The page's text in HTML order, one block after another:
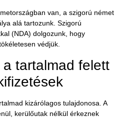
van, a szigorú német
alá tartozunk. Szigorú
(NDA) dolgozunk, hogy
védjük.
tartalmad felett
kizárólagos tulajdonosa. A
kerülőutak nélkül érkeznek